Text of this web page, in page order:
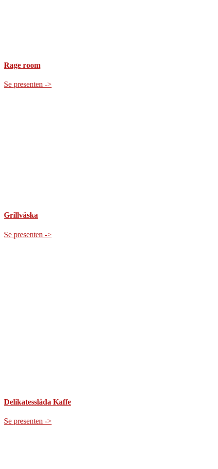
Rage room
Se presenten ->
Grillväska
Se presenten ->
Delikatesslåda Kaffe
Se presenten ->